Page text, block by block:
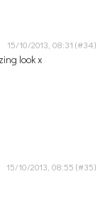
15/10/2013, 08:31
look x
15/10/2013, 08:55